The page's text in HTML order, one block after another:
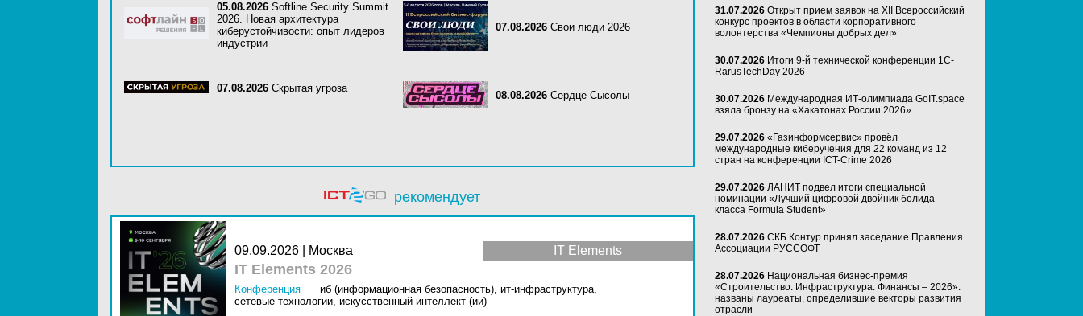
05.08.2026 Softline Security Summit
2026. Новая архитектура
киберустойчивости: опыт лидеров
индустрии
07.08.2026 Свои люди 2026
07.08.2026 Скрытая угроза
08.08.2026 Сердце Сысолы
рекомендует
IT Elements
09.09.2026 | Москва
IT Elements 2026
Конференция иб (информационная безопасность), ит-инфраструктура,
сетевые технологии, искусственный интеллект (ии)
31.07.2026 Открыт прием заявок на XII Всероссийский
конкурс проектов в области корпоративного
волонтерства «Чемпионы добрых дел»
30.07.2026 Итоги 9-й технической конференции 1C-
RarusTechDay 2026
30.07.2026 Международная ИТ-олимпиада GoIT.space
взяла бронзу на «Хакатонах России 2026»
29.07.2026 «Газинформсервис» провёл
международные киберучения для 22 команд из 12
стран на конференции ICT-Crime 2026
29.07.2026 ЛАНИТ подвел итоги специальной
номинации «Лучший цифровой двойник болида
класса Formula Student»
28.07.2026 СКБ Контур принял заседание Правления
Ассоциации РУССОФТ
28.07.2026 Национальная бизнес-премия
«Строительство. Инфраструктура. Финансы – 2026»:
названы лауреаты, определившие векторы развития
отрасли